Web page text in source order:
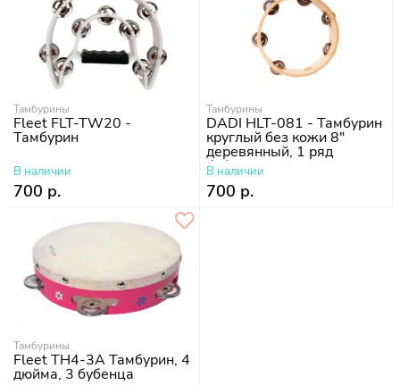
Тамбурины
Fleet FLT-TW20 -
Тамбурин
В наличии
700 р.
Тамбурины
DADI HLT-081 - Тамбурин
круглый без кожи 8"
деревянный, 1 ряд
бубенцов
В наличии
700 р.
Тамбурины
Fleet TH4-3A Тамбурин, 4
дюйма, 3 бубенца